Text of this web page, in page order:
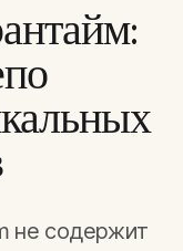
не содержит